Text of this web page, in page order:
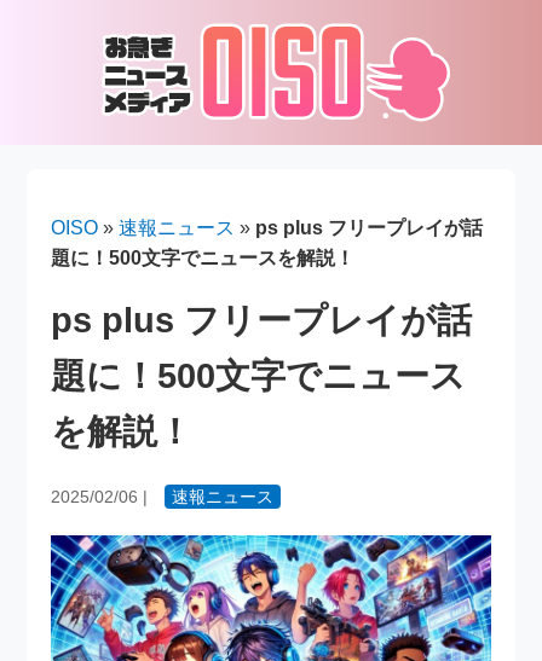
OISO »速報ニュース » ps plus フリープレイが話
題に！500文字でニュースを解説！
ps plus フリープレイが話
題に！500文字でニュース
を解説！
2025/02/06 | 速報ニュース